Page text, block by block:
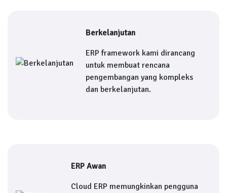
Berkelanjutan
ERP framework kami dirancang
untuk membuat rencana
pengembangan yang kompleks
dan berkelanjutan.
ERP Awan
Cloud ERP memungkinkan pengguna